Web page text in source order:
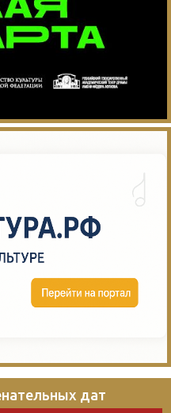
дат